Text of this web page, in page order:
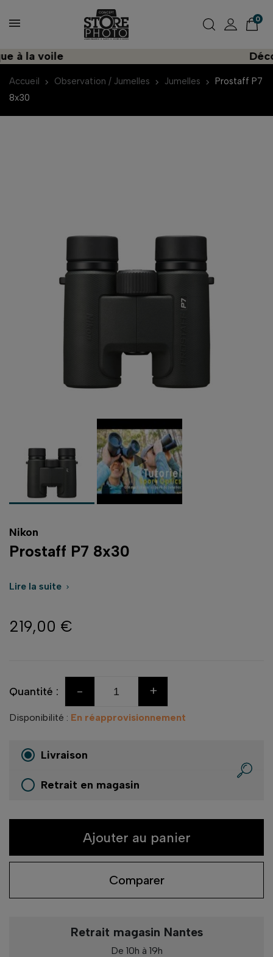
0
la voile
Accueil Observation / Jumelles Jumelles
Prostaff P7
8x30
Nikon
Prostaff P7 8x30
Lire la suite 
219,00 €
Quantité : - +
Disponibilité : En réapprovisionnement
Livraison
Retrait en magasin
Ajouter au panier
Comparer
Retrait magasin Nantes
De 10h à 19h